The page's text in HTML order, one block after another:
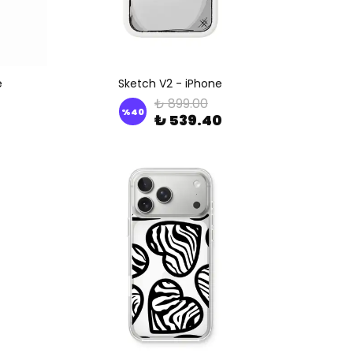
Sketch V2 - iPhone
%40 ₺ 899.00
₺ 539.40